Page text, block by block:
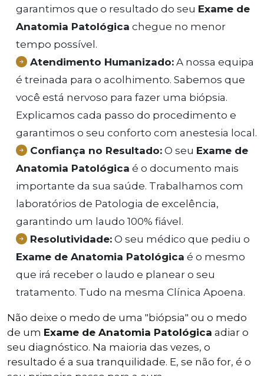
garantimos que o resultado do seu Exame de
Anatomia Patológica chegue no menor
tempo possível.
Atendimento Humanizado: A nossa equipa
é treinada para o acolhimento. Sabemos que
você está nervoso para fazer uma biópsia.
Explicamos cada passo do procedimento e
garantimos o seu conforto com anestesia local.
Confiança no Resultado: O seu Exame de
Anatomia Patológica é o documento mais
importante da sua saúde. Trabalhamos com
laboratórios de Patologia de excelência,
garantindo um laudo 100% fiável.
Resolutividade: O seu médico que pediu o
Exame de Anatomia Patológica é o mesmo
que irá receber o laudo e planear o seu
tratamento. Tudo na mesma Clínica Apoena.
Não deixe o medo de uma "biópsia" ou o medo
de um Exame de Anatomia Patológica adiar o
seu diagnóstico. Na maioria das vezes, o
resultado é a sua tranquilidade. E, se não for, é o